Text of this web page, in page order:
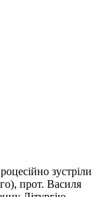
зустріли
прот. Василя